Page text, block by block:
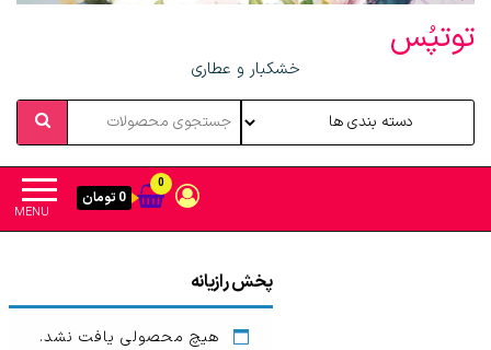
توتپُس
خشکبار و عطاری
MENU
0
0 تومان
پخش رازیانه
هیچ محصولی یافت نشد.